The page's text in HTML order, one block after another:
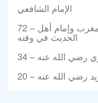
الإمام الشافعي
72 – القاضي عياض عالم المغرب وإمام أهل
الحديث في وقته
رضي الله عنه
زيد رضي الله عنه